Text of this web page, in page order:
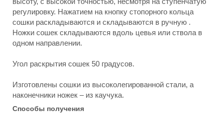
регулировку. Нажатием на кнопку стопорного кольца
сошки раскладываются и складываются в ручную .
Ножки сошек складываются вдоль цевья или ствола в
одном направлении.
Угол раскрытия сошек 50 градусов.
Изготовлены сошки из высоколегированной стали, а
наконечники ножек – из каучука.
Способы получения